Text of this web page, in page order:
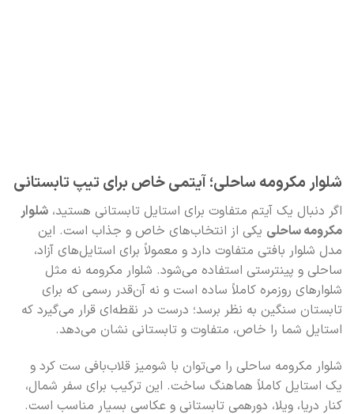
شلوار مکرومه ساحلی؛ آیتمی خاص برای تیپ تابستانی
اگر دنبال یک آیتم متفاوت برای استایل تابستانی هستید، شلوار
مکرومه ساحلییکی از انتخاب‌های خاص و جذاب است. این
مدل شلوار بافتی متفاوت دارد و معمولاً برای استایل‌های آزاد،
ساحلی و پینترستی استفاده می‌شود. شلوار مکرومه نه مثل
شلوارهای روزمره کاملاً ساده است و نه آن‌قدر رسمی که برای
تابستان سنگین به نظر برسد؛ درست در نقطه‌ای قرار می‌گیرد که
استایل شما را خاص، متفاوت و تابستانی نشان می‌دهد.
شلوار مکرومه ساحلی را می‌توان با شومیز قلاب‌بافی ست کرد و
یک استایل کاملاً هماهنگ ساخت. این ترکیب برای سفر شمال،
کنار دریا، ویلا، دورهمی تابستانی و عکاسی بسیار مناسب است.